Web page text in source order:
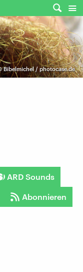
Bibelmichel / photocase.de
ARD Sounds
Abonnieren